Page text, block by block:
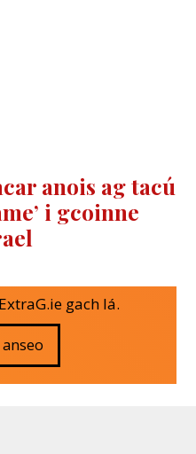
anois ag tacú
i gcoinne
gach lá.